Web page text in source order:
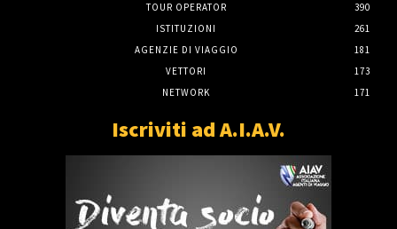
TOUR OPERATOR
390
ISTITUZIONI
261
AGENZIE DI VIAGGIO
181
VETTORI
173
NETWORK
171
Iscriviti ad A.I.A.V.